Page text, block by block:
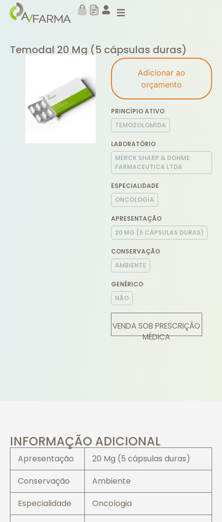
Temodal 20 Mg (5 cápsulas duras)
Adicionar ao
orçamento
PRINCÍPIO ATIVO
TEMOZOLOMIDA
LABORATÓRIO
MERCK SHARP & DOHME
FARMACEUTICA LTDA
ESPECIALIDADE
ONCOLOGIA
APRESENTAÇÃO
20 MG (5 CÁPSULAS DURAS)
CONSERVAÇÃO
AMBIENTE
GENÉRICO
NÃO
VENDA SOB PRESCRIÇÃO
MÉDICA
INFORMAÇÃO ADICIONAL
Apresentação
20 Mg (5 cápsulas duras)
Conservação
Ambiente
Especialidade
Oncologia